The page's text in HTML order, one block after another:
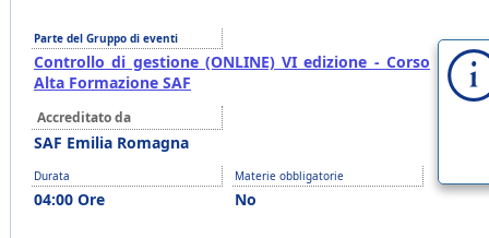
Parte del Gruppo di eventi
Controllo di gestione (ONLINE) VI edizione - Corso
Alta Formazione SAF
Accreditato da
SAF Emilia Romagna
Durata
04:00 Ore
Materie obbligatorie
No